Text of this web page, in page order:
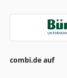
combi.de auf